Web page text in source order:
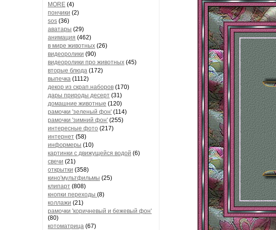
MORE (4)
пончики (2)
sos (36)
аватары (29)
анимация (462)
в мире животных (26)
видеоролики (90)
видеоролики про животных (45)
вторые блюда (172)
выпечка (1112)
декор из скрап.наборов (170)
дары природы десерт (31)
домашние животные (120)
рамочки 'зеленый фон' (114)
рамочки 'зимний фон' (255)
интересные фото (217)
интернет (58)
информеры (10)
картинки с движущейся водой (6)
свечи (21)
открытки (358)
кино'мультфильмы (25)
клипарт (808)
кнопки переходы (8)
коллажи (21)
рамочки 'коричневый и бежевый фон'
(80)
котоматрица (67)